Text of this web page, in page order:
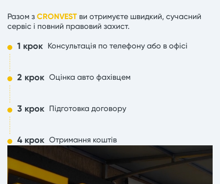
Разом з CRONVEST ви отримуєте швидкий, сучасний
сервіс і повний правовий захист.
1 крок Консультація по телефону або в офісі
2 крок Оцінка авто фахівцем
3 крок Підготовка договору
4 крок Отримання коштів